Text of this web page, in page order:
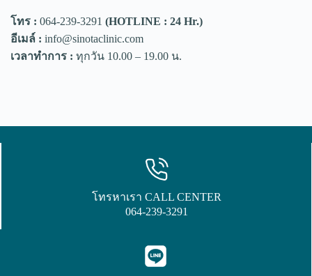
โทร : 064-239-3291 (HOTLINE : 24 Hr.)
อีเมล์ : info@sinotaclinic.com
เวลาทำการ : ทุกวัน 10.00 – 19.00 น.
โทรหาเรา CALL CENTER
064-239-3291